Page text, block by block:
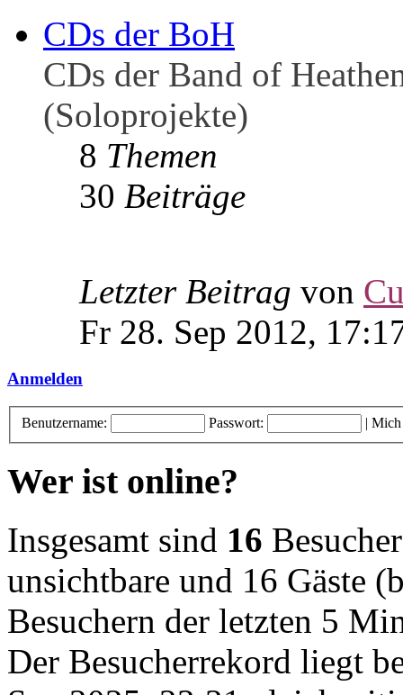
CDs der BoH
CDs der Band of
(Soloprojekte)
8 Themen
30 Beiträge
Letzter Beitrag von
Fr 28. Sep 2012,
Anmelden
Benutzername: Passwort: | Mich
Wer ist online?
Insgesamt sind 16
unsichtbare und 16 Gäste
Besuchern der letzten 5
Der Besucherrekord liegt